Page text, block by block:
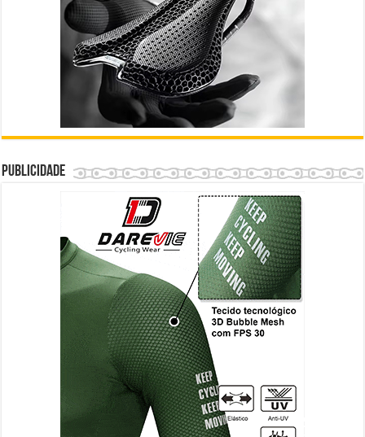
Publicidade